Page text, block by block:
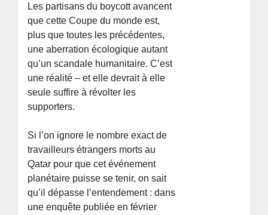
Les partisans du boycott avancent
que cette Coupe du monde est,
plus que toutes les précédentes,
une aberration écologique autant
qu’un scandale humanitaire. C’est
une réalité – et elle devrait à elle
seule suffire à révolter les
supporters.
Si l’on ignore le nombre exact de
travailleurs étrangers morts au
Qatar pour que cet événement
planétaire puisse se tenir, on sait
qu’il dépasse l’entendement : dans
une enquête publiée en février